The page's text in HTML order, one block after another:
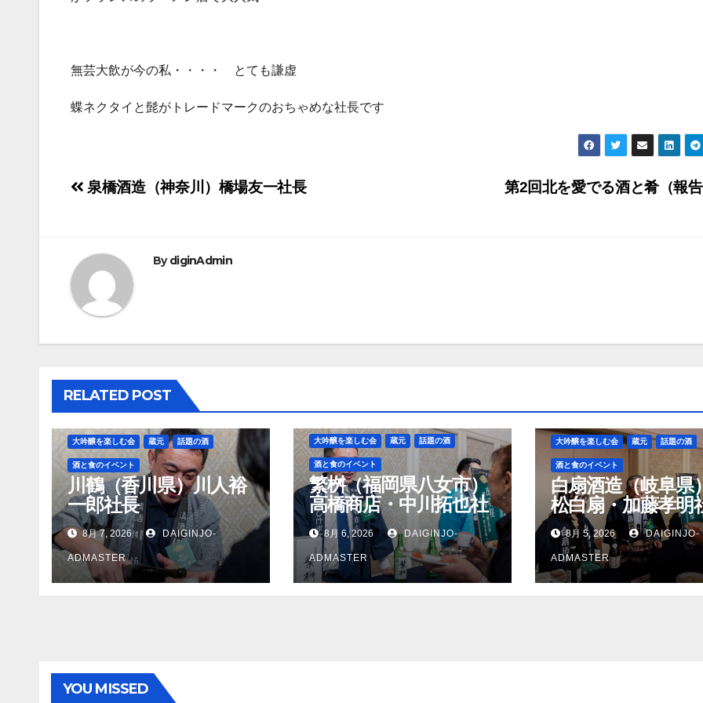
無芸大飲が今の私・・・・ とても謙虚
蝶ネクタイと髭がトレードマークのおちゃめな社長です
投
ナ
ビ
ゲ
ー
シ
ョ
ン
第2回北を愛でる酒と肴（報
泉橋酒造（神奈川）橋場友一社長
BydiginAdmin
RELATED POST
大吟醸を楽しむ会 蔵元 話題の酒
酒と食のイベント
川鶴（香川県）川人裕
一郎社長
8月 7, 2026 DAIGINJO-
ADMASTER
大吟醸を楽しむ会 蔵元 話題の酒
酒と食のイベント
繁桝（福岡県八女市）
高橋商店・中川拓也社
長8月 6, 2026 DAIGINJO-
ADMASTER
大吟醸を楽しむ会 蔵元 話題の酒
酒と食のイベント
白扇酒造（岐阜県
松白扇・加藤孝明
8月 5, 2026 DAIGINJO-
ADMASTER
YOU MISSED